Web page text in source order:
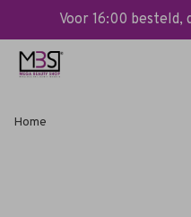
Voor 16:00 besteld,
Home